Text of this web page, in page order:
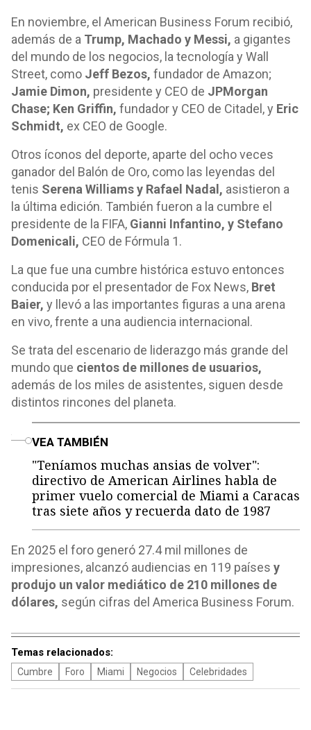
En noviembre, el American Business Forum recibió,
además de a Trump, Machado y Messi, a gigantes
del mundo de los negocios, la tecnología y Wall
Street, como Jeff Bezos, fundador de Amazon;
Jamie Dimon, presidente y CEO de JPMorgan
Chase; Ken Griffin, fundador y CEO de Citadel, y Eric
Schmidt, ex CEO de Google.
Otros íconos del deporte, aparte del ocho veces
ganador del Balón de Oro, como las leyendas del
tenis Serena Williams y Rafael Nadal, asistieron a
la última edición. También fueron a la cumbre el
presidente de la FIFA, Gianni Infantino, y Stefano
Domenicali, CEO de Fórmula 1.
La que fue una cumbre histórica estuvo entonces
conducida por el presentador de Fox News, Bret
Baier, y llevó a las importantes figuras a una arena
en vivo, frente a una audiencia internacional.
Se trata del escenario de liderazgo más grande del
mundo que cientos de millones de usuarios,
además de los miles de asistentes, siguen desde
distintos rincones del planeta.
VEA TAMBIÉN
"Teníamos muchas ansias de volver":
directivo de American Airlines habla de
primer vuelo comercial de Miami a Caracas
tras siete años y recuerda dato de 1987
En 2025 el foro generó 27.4 mil millones de
impresiones, alcanzó audiencias en 119 países y
produjo un valor mediático de 210 millones de
dólares, según cifras del America Business Forum.
Temas relacionados:
Cumbre Foro Miami Negocios Celebridades